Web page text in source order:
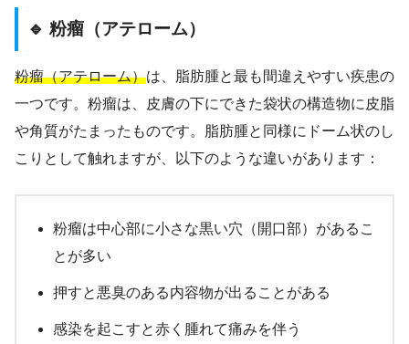
🔹 粉瘤（アテローム）
粉瘤（アテローム）は、脂肪腫と最も間違えやすい疾患の
一つです。粉瘤は、皮膚の下にできた袋状の構造物に皮脂
や角質がたまったものです。脂肪腫と同様にドーム状のし
こりとして触れますが、以下のような違いがあります：
粉瘤は中心部に小さな黒い穴（開口部）があるこ
とが多い
押すと悪臭のある内容物が出ることがある
感染を起こすと赤く腫れて痛みを伴う